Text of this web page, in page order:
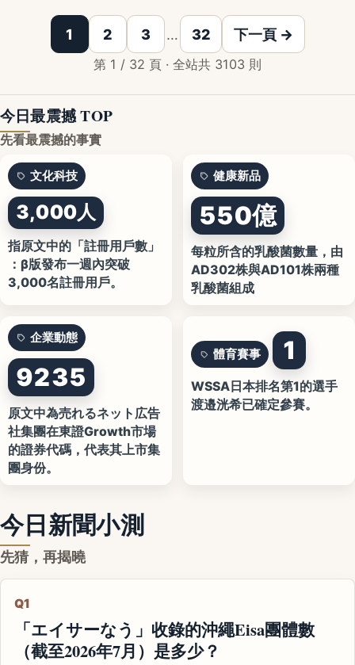
1 2 3 … 32 下一頁 →
第 1 / 32 頁 · 全站共 3103 則
今日最震撼 TOP
先看最震撼的事實
文化科技
3,000人
指原文中的「註冊用戶數」
：β版發布一週內突破
3,000名註冊用戶。
健康新品
550億
每粒所含的乳酸菌數量，由
AD302株與AD101株兩種
乳酸菌組成
企業動態
9235
原文中為売れるネット広告
社集團在東證Growth市場
的證券代碼，代表其上市集
團身份。
體育賽事 1
WSSA日本排名第1的選手
渡邉洸希已確定參賽。
今日新聞小測
先猜，再揭曉
Q1
「エイサーなう」收錄的沖繩Eisa團體數
（截至2026年7月）是多少？